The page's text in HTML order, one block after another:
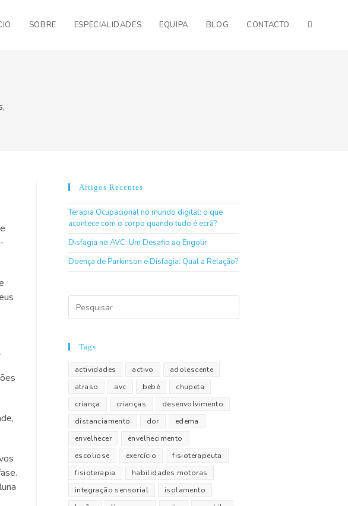
SOBRE ESPECIALIDADES EQUIPA BLOG CONTACTO
Artigos Recentes
Terapia Ocupacional no mundo digital: o que
acontece com o corpo quando tudo é ecrã?
Disfagia no AVC: Um Desafio ao Engolir
Doença de Parkinson e Disfagia: Qual a Relação?
Tags
actividades activo
adolescente
atraso
avc bebé
chupeta
criança
crianças
desenvolvimento
distanciamento
dor
edema
envelhecer
envelhecimento
escoliose
exercício
fisioterapeuta
fisioterapia
habilidades motoras
integração sensorial
isolamento